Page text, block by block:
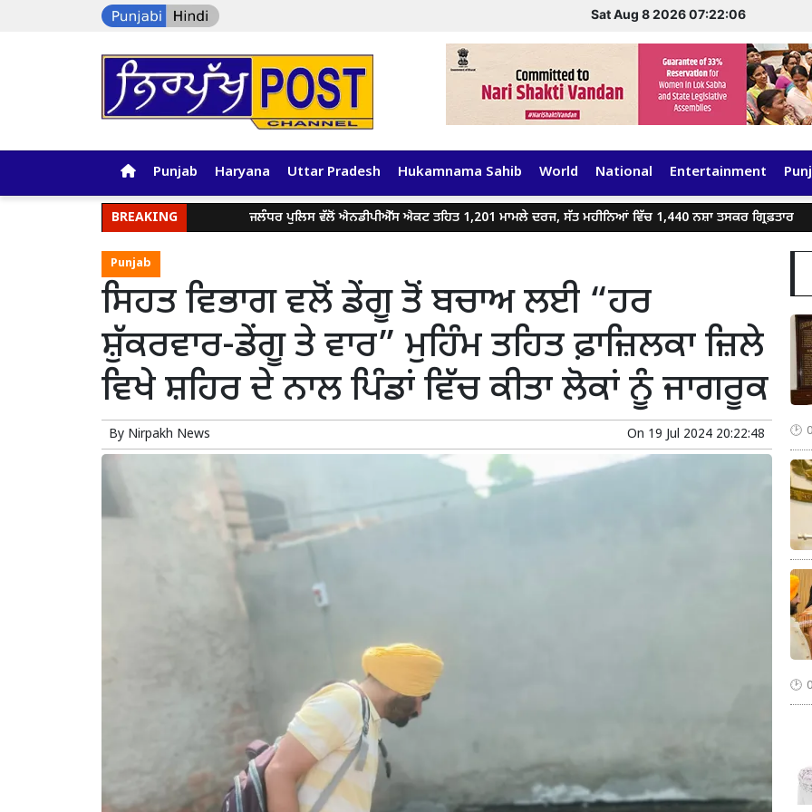
Sat Aug 8 2026 07:22:07
Punjab Haryana Uttar Pradesh Hukamnama Sahib World National Entertainment
BREAKING ਜਲੰਧਰ ਪੁਲਿਸ ਵੱਲੋਂ ਐਨਡੀਪੀਐੱਸ ਐਕਟ ਤਹਿਤ 1,201 ਮਾਮਲੇ ਦਰਜ, ਸੱਤ ਮਹੀਨਿਆਂ ਵਿੱਚ 1,440 ਨਸ਼ਾ ਤਸਕਰ ਗ੍ਰਿਫ਼ਤਾਰ
Punjab
ਸਿਹਤ ਵਿਭਾਗ ਵਲੋਂ ਡੇਂਗੂ ਤੋਂ ਬਚਾਅ ਲਈ “ਹਰ
ਸ਼ੁੱਕਰਵਾਰ-ਡੇਂਗੂ ਤੇ ਵਾਰ” ਮੁਹਿੰਮ ਤਹਿਤ ਫ਼ਾਜ਼ਿਲਕਾ ਜ਼ਿਲੇ
ਵਿਖੇ ਸ਼ਹਿਰ ਦੇ ਨਾਲ ਪਿੰਡਾਂ ਵਿੱਚ ਕੀਤਾ ਲੋਕਾਂ ਨੂੰ ਜਾਗਰੂਕ
By Nirpakh News On 19 Jul 2024 20:22:48